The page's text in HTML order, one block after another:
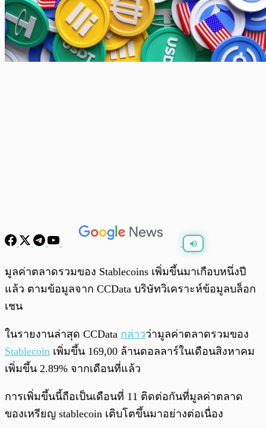
0:00 0:00
มูลค่าตลาดรวมของ Stablecoins เพิ่มขึ้นมาเกือบหนึ่งปี
แล้ว ตามข้อมูลจาก CCData บริษัทวิเคราะห์ข้อมูลบล็อก
เชน
ในรายงานล่าสุด CCData กล่าวว่ามูลค่าตลาดรวมของ
Stablecoin เพิ่มขึ้น 169,00 ล้านดอลลาร์ในเดือนสิงหาคม
เพิ่มขึ้น 2.89% จากเดือนที่แล้ว
การเพิ่มขึ้นนี้ถือเป็นเดือนที่ 11 ติดต่อกันที่มูลค่าตลาด
ของเหรียญ stablecoin เติบโตขึ้นมาอย่างต่อเนื่อง